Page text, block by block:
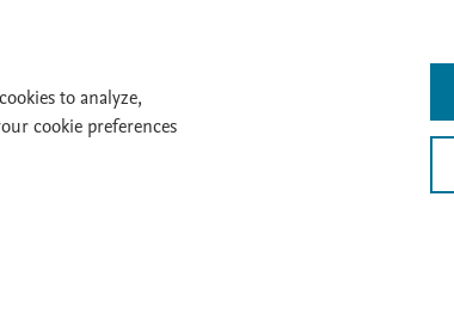
to analyze,
cookie preferences